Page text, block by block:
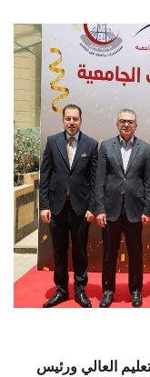
الإعلام
تواصل معنا
الطلاب
هيئة التدريس
الدراسات العليا
الخريجين
العالي ورئيس